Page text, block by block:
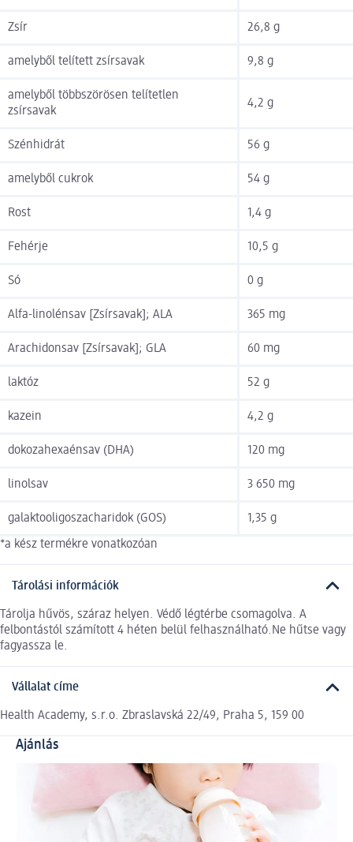
Zsír 26,8 g
amelyből telített zsírsavak 9,8 g
amelyből többszörösen telítetlen
zsírsavak
4,2 g
Szénhidrát 56 g
amelyből cukrok 54 g
Rost 1,4 g
Fehérje 10,5 g
Só 0 g
Alfa-linolénsav [Zsírsavak]; ALA 365 mg
Arachidonsav [Zsírsavak]; GLA 60 mg
laktóz 52 g
kazein 4,2 g
dokozahexaénsav (DHA) 120 mg
linolsav 3 650 mg
galaktooligoszacharidok (GOS) 1,35 g
*a kész termékre vonatkozóan
Tárolási információk
Tárolja hűvös, száraz helyen. Védő légtérbe csomagolva. A
felbontástól számított 4 héten belül felhasználható.Ne hűtse vagy
fagyassza le.
Vállalat címe
Health Academy, s.r.o. Zbraslavská 22/49, Praha 5, 159 00
Ajánlás